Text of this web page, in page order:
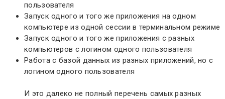
пользователя
Запуск одного и того же приложения на одном
компьютере из одной сессии в терминальном режиме
Запуск одного и того же приложения с разных
компьютеров с логином одного пользователя
Работа с базой данных из разных приложений, но с
логином одного пользователя
И это далеко не полный перечень самых разных